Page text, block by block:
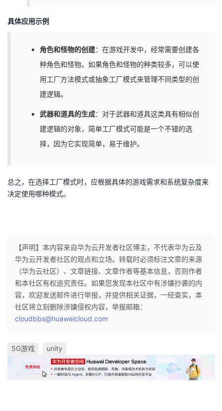
具体应用示例
角色和怪物的创建：在游戏开发中，经常需要创建各
种角色和怪物。如果角色和怪物的种类较多，可以使
用工厂方法模式或抽象工厂模式来管理不同类型的创
建逻辑。
武器和道具的生成：对于武器和道具这类具有相似创
建逻辑的对象，简单工厂模式可能是一个不错的选
择，因为它实现简单，易于维护。
总之，在选择工厂模式时，应根据具体的游戏需求和系统复杂度来
决定使用哪种模式。
【声明】本内容来自华为云开发者社区博主，不代表华为云及
华为云开发者社区的观点和立场。转载时必须标注文章的来源
（华为云社区）、文章链接、文章作者等基本信息，否则作者
和本社区有权追究责任。如果您发现本社区中有涉嫌抄袭的内
容，欢迎发送邮件进行举报，并提供相关证据，一经查实，本
社区将立刻删除涉嫌侵权内容，举报邮箱：
cloudbbs@huaweicloud.com
5G游戏 unity